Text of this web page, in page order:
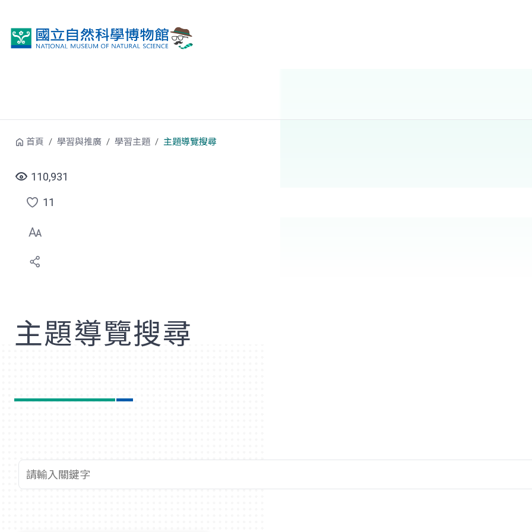
首頁 學習與推廣 學習主題 主題導覽搜尋
110,931
點
選
喜
11
主題導覽搜尋
查詢關鍵字